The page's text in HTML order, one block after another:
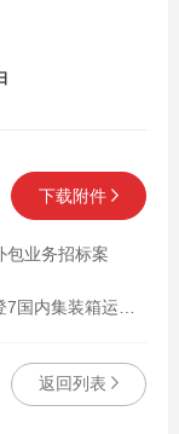
下载附件
包业务招标案
装箱运输招标案
返回列表